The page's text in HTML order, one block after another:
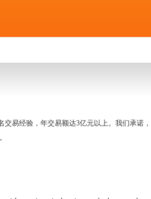
交易经验，年交易额达3亿元以上。我们承诺